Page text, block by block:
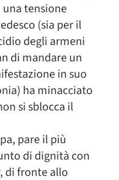
una tensione
(sia per il
degli armeni
di mandare un
in suo
ha minacciato
si sblocca il
pare il più
di dignità con
di fronte allo